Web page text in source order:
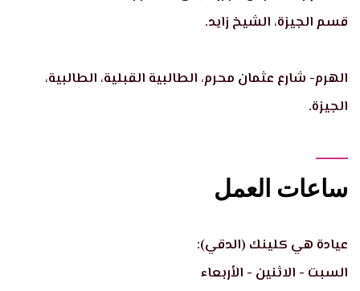
قسم الجيزة، الشيخ زايد.
الهرم- شارع عثمان محرم، الطالبية القبلية، الطالبية،
الجيزة.
ساعات العمل
عيادة هي كلينك (الدقي):
السبت - الاثنين - الأربعاء